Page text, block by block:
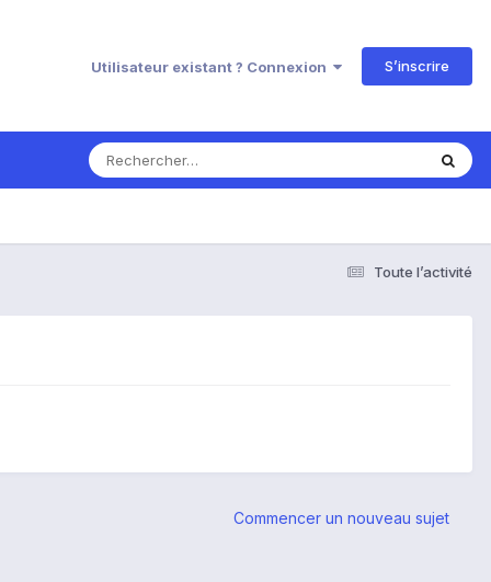
Utilisateur existant ? Connexion S’inscrire
Toute l’activité
Commencer un nouveau sujet